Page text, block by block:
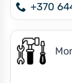
+370